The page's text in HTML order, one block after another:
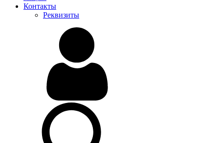
Контакты
Реквизиты